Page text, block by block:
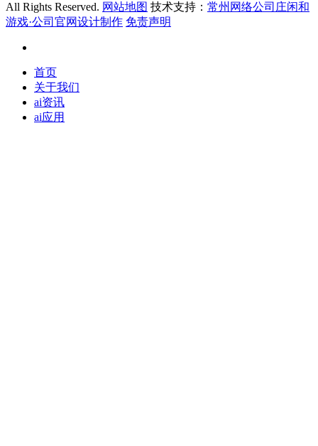
All Rights Reserved. 网站地图 技术支持： 常州网络公司庄闲和
游戏·公司官网设计制作 免责声明
首页
关于我们
ai资讯
ai应用